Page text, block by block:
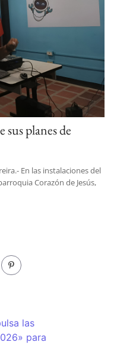
planes de
En las instalaciones del
Corazón de Jesús,
las
para